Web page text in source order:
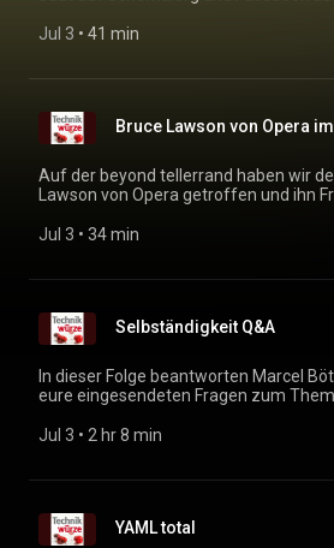
Jul 3 • 41 min
Bruce Lawson von Opera
Auf der beyond tellerrand haben wir
Lawson von Opera getroffen und ihn
Jul 3 • 34 min
Selbständigkeit Q&A
In dieser Folge beantworten Marcel
eure eingesendeten Fragen zum
Jul 3 • 2 hr 8 min
YAML total